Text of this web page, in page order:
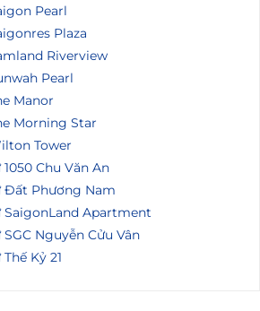
Pearl
Plaza
Riverview
Pearl
Manor
Morning Star
Tower
Chu Văn An
Đất Phương Nam
Apartment
Nguyễn Cửu Vân
Kỷ 21